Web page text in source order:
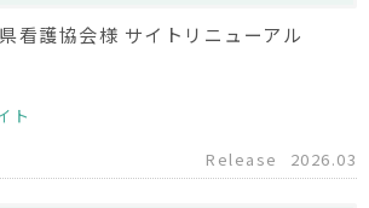
看護協会様 サイトリニューアル
ト
Release
2026.03